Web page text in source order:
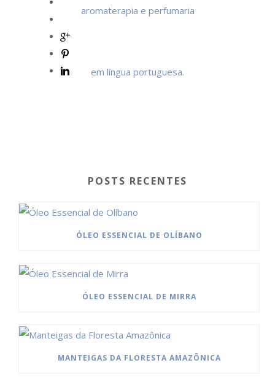
POSTS RECENTES
ÓLEO ESSENCIAL DE OLÍBANO
ÓLEO ESSENCIAL DE MIRRA
MANTEIGAS DA FLORESTA AMAZÔNICA